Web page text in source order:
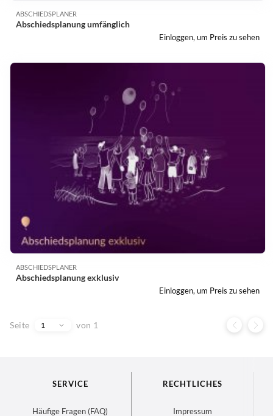
ABSCHIEDSPLANER
Abschiedsplanung umfänglich
Einloggen, um Preis zu sehen
ABSCHIEDSPLANER
Abschiedsplanung exklusiv
Einloggen, um Preis zu sehen
Seite 1 von 1
SERVICE
Häufige Fragen (FAQ)
RECHTLICHES
Impressum